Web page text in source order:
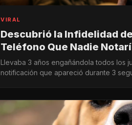
VIRAL
Descubrió la Infidelidad
Teléfono Que Nadie
Llevaba 3 años engañándola todos los
notificación que apareció durante 3